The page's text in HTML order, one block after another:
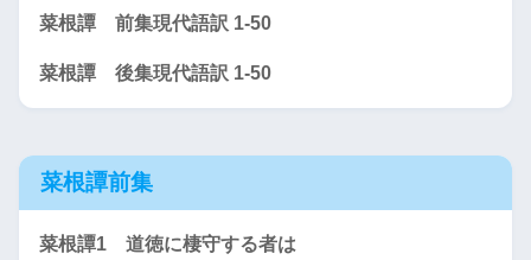
菜根譚 前集現代語訳 1-50
菜根譚 後集現代語訳 1-50
菜根譚前集
菜根譚1 道徳に棲守する者は